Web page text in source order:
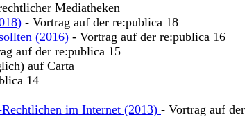
Mediatheken
- Vortrag auf der re:publica 18
(2016) - Vortrag auf der re:publica 16
auf der re:publica 15
auf Carta
14
im Internet (2013) - Vortrag auf